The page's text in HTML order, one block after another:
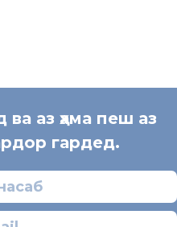
аз ҳама пеш аз
гардед.